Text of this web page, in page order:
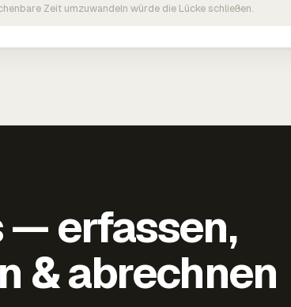
Zeit umzuwandeln würde die Lücke schließen.
— erfassen,
& abrechnen